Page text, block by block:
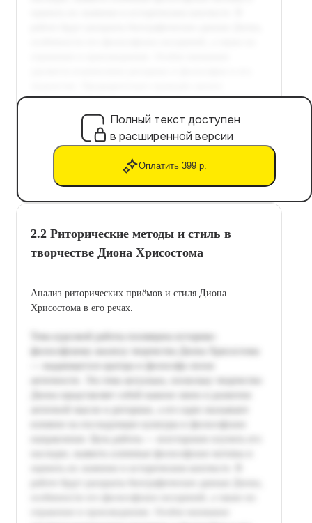
Полный текст доступен
в расширенной версии
Оплатить 399 р.
2.2 Риторические методы и стиль в
творчестве Диона Хрисостома
Анализ риторических приёмов и стиля Диона
Хрисостома в его речах.